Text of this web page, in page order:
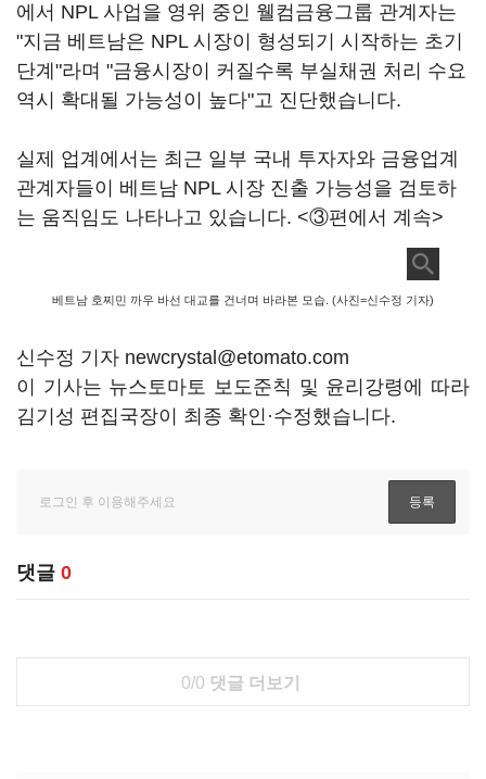
에서 NPL 사업을 영위 중인 웰컴금융그룹 관계자는
"지금 베트남은 NPL 시장이 형성되기 시작하는 초기
단계"라며 "금융시장이 커질수록 부실채권 처리 수요
역시 확대될 가능성이 높다"고 진단했습니다.
실제 업계에서는 최근 일부 국내 투자자와 금융업계
관계자들이 베트남 NPL 시장 진출 가능성을 검토하
는 움직임도 나타나고 있습니다. <③편에서 계속>
베트남 호찌민 까우 바선 대교를 건너며 바라본 모습. (사진=신수정 기자)
신수정 기자 newcrystal@etomato.com
이 기사는 뉴스토마토 보도준칙 및 윤리강령에 따라
김기성 편집국장이 최종 확인·수정했습니다.
댓글 0
0/0 댓글 더보기